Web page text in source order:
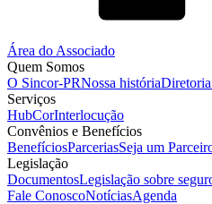
Área do Associado
Quem Somos
O Sincor-PRNossa históriaDiretoria
Serviços
HubCorInterlocução
Convênios e Benefícios
BenefíciosParceriasSeja um
Legislação
DocumentosLegislação sobre
Fale ConoscoNotíciasAgenda